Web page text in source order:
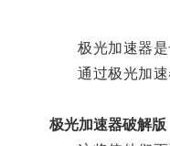
极光加速器是一
通过极光加速器
极光加速器破解版